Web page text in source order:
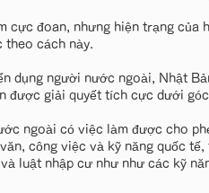
cực đoan, nhưng hiện trạng
theo cách này.
dụng người nước ngoài, Nhật
được giải quyết tích cực dưới
ngoài có việc làm được cho
công việc và kỹ năng quốc
luật nhập cư như như các kỹ